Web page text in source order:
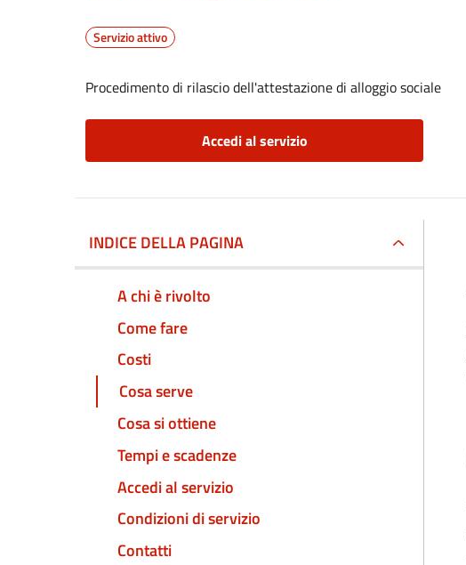
Servizio attivo
Procedimento di rilascio dell'attestazione di alloggio sociale
Accedi al servizio
INDICE DELLA PAGINA
A chi è rivolto
Come fare
Costi
Cosa serve
Cosa si ottiene
Tempi e scadenze
Accedi al servizio
Condizioni di servizio
Contatti